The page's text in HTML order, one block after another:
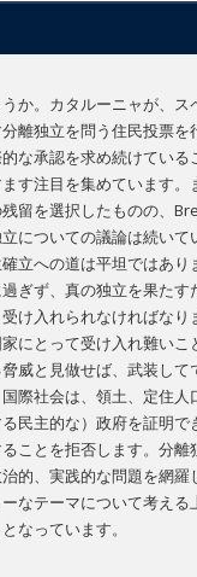
か。カタルーニャが、ス
離独立を問う住民投票を
な承認を求め続けている
す注目を集めています。
留を選択したものの、
についての議論は続いて
立への道は平坦ではあり
ぎず、真の独立を果たす
け入れられなければなり
にとって受け入れ難いこ
威と見做せば、武装して
際社会は、領土、定住人
民主的な）政府を証明で
ことを拒否します。分離
的、実践的な問題を網羅
なテーマについて考える
なっています。